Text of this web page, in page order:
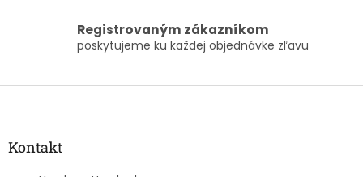
s
u
Registrovaným zákazníkom
poskytujeme ku každej objednávke zľavu
Z
Kontakt